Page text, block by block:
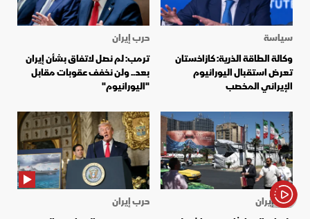
سياسة
وكالة الطاقة الذرية: كازاخستان
تعرض استقبال اليورانيوم
الإيراني المخصب
حرب إيران
ترمب: لم نصل لاتفاق بشأن إيران
بعد.. ولن نخفف عقوبات مقابل
"اليورانيوم"
حرب إيران
حرب إيران